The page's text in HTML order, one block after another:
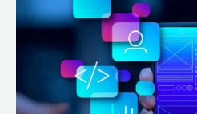
de
a
AWS?